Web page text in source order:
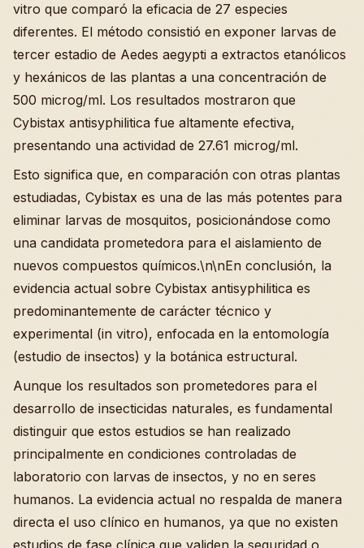
vitro que comparó la eficacia de 27 especies
diferentes. El método consistió en exponer larvas de
tercer estadio de Aedes aegypti a extractos etanólicos
y hexánicos de las plantas a una concentración de
500 microg/ml. Los resultados mostraron que
Cybistax antisyphilitica fue altamente efectiva,
presentando una actividad de 27.61 microg/ml.
Esto significa que, en comparación con otras plantas
estudiadas, Cybistax es una de las más potentes para
eliminar larvas de mosquitos, posicionándose como
una candidata prometedora para el aislamiento de
nuevos compuestos químicos.\n\nEn conclusión, la
evidencia actual sobre Cybistax antisyphilitica es
predominantemente de carácter técnico y
experimental (in vitro), enfocada en la entomología
(estudio de insectos) y la botánica estructural.
Aunque los resultados son prometedores para el
desarrollo de insecticidas naturales, es fundamental
distinguir que estos estudios se han realizado
principalmente en condiciones controladas de
laboratorio con larvas de insectos, y no en seres
humanos. La evidencia actual no respalda de manera
directa el uso clínico en humanos, ya que no existen